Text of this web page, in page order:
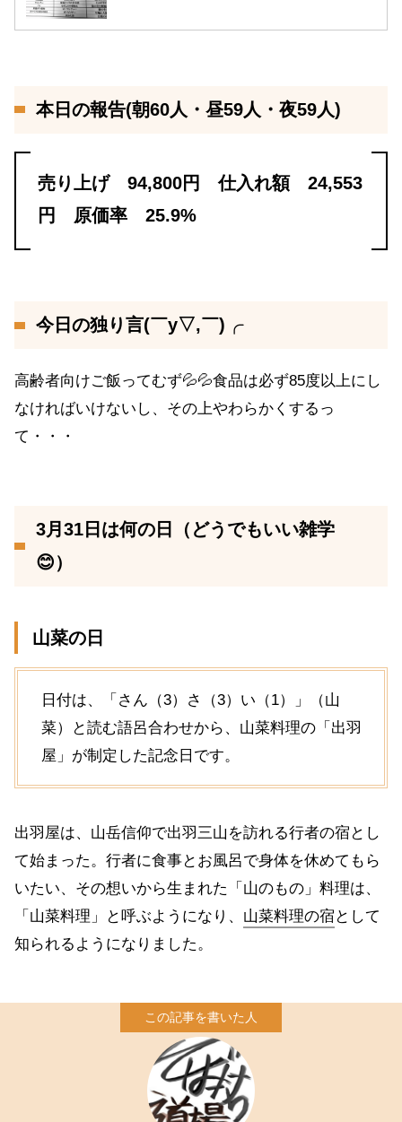
本日の報告(朝60人・昼59人・夜59人)
売り上げ 94,800円 仕入れ額 24,553
円 原価率 25.9%
今日の独り言(￣y▽,￣)╭
高齢者向けご飯ってむず💦💦食品は必ず85度以上にし
なければいけないし、その上やわらかくするっ
て・・・
3月31日は何の日（どうでもいい雑学
😊）
山菜の日
日付は、「さん（3）さ（3）い（1）」（山
菜）と読む語呂合わせから、山菜料理の「出羽
屋」が制定した記念日です。
出羽屋は、山岳信仰で出羽三山を訪れる行者の宿とし
て始まった。行者に食事とお風呂で身体を休めてもら
いたい、その想いから生まれた「山のもの」料理は、
「山菜料理」と呼ぶようになり、 山菜料理の宿 として
知られるようになりました。